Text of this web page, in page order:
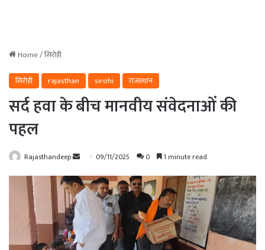
Home/सिरोही
सिरोही
rajasthan sirohi राजस्थान
सर्द हवा के बीच मानवीय संवेदनाओं की
पहल
Rajasthandeep
Send
email
09/11/2025 0 1 minute read